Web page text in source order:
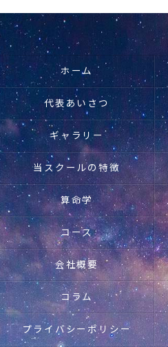
ホーム
代表あいさつ
ギャラリー
当スクールの特徴
算命学
コース
会社概要
コラム
プライバシーポリシー